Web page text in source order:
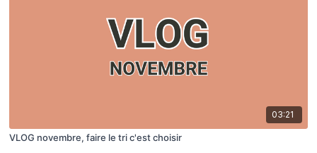
03:21
VLOG novembre, faire le tri c'est choisir